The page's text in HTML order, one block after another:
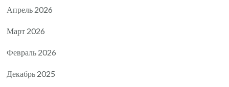
Апрель 2026
Март 2026
Февраль 2026
Декабрь 2025